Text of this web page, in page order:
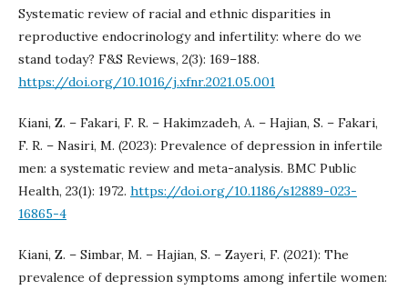
Systematic review of racial and ethnic disparities in
reproductive endocrinology and infertility: where do we
stand today? F&S Reviews, 2(3): 169–188.
https://doi.org/10.1016/j.xfnr.2021.05.001
Kiani, Z. – Fakari, F. R. – Hakimzadeh, A. – Hajian, S. – Fakari,
F. R. – Nasiri, M. (2023): Prevalence of depression in infertile
men: a systematic review and meta-analysis. BMC Public
Health, 23(1): 1972. https://doi.org/10.1186/s12889-023-
16865-4
Kiani, Z. – Simbar, M. – Hajian, S. – Zayeri, F. (2021): The
prevalence of depression symptoms among infertile women: